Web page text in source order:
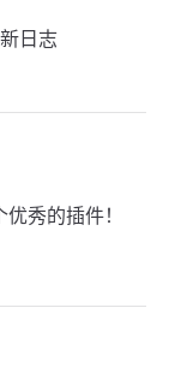
日志
秀的插件！